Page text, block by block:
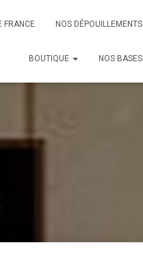
FRANCE NOS DÉPOUILLEMENTS
BOUTIQUE NOS BASES